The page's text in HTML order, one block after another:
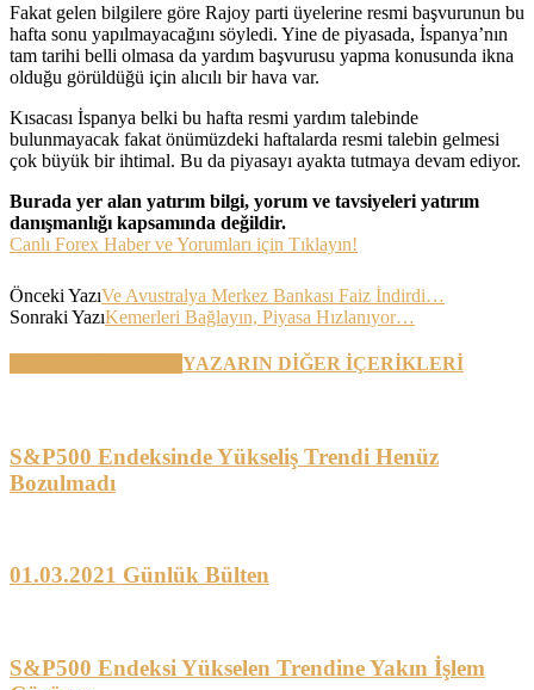
Fakat gelen bilgilere göre Rajoy parti üyelerine resmi başvurunun bu
hafta sonu yapılmayacağını söyledi. Yine de piyasada, İspanya’nın
tam tarihi belli olmasa da yardım başvurusu yapma konusunda ikna
olduğu görüldüğü için alıcılı bir hava var.
Kısacası İspanya belki bu hafta resmi yardım talebinde
bulunmayacak fakat önümüzdeki haftalarda resmi talebin gelmesi
çok büyük bir ihtimal. Bu da piyasayı ayakta tutmaya devam ediyor.
Burada yer alan yatırım bilgi, yorum ve tavsiyeleri yatırım
danışmanlığı kapsamında değildir.
Canlı Forex Haber ve Yorumları için Tıklayın!
Önceki YazıVe Avustralya Merkez Bankası Faiz İndirdi…
Sonraki YazıKemerleri Bağlayın, Piyasa Hızlanıyor…
YAZARIN DİĞER İÇERİKLERİ
S&P500 Endeksinde Yükseliş Trendi Henüz
Bozulmadı
01.03.2021 Günlük Bülten
S&P500 Endeksi Yükselen Trendine Yakın İşlem